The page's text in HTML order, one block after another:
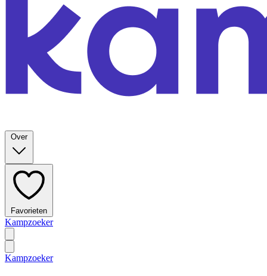
Over
Favorieten
Kampzoeker
Kampzoeker